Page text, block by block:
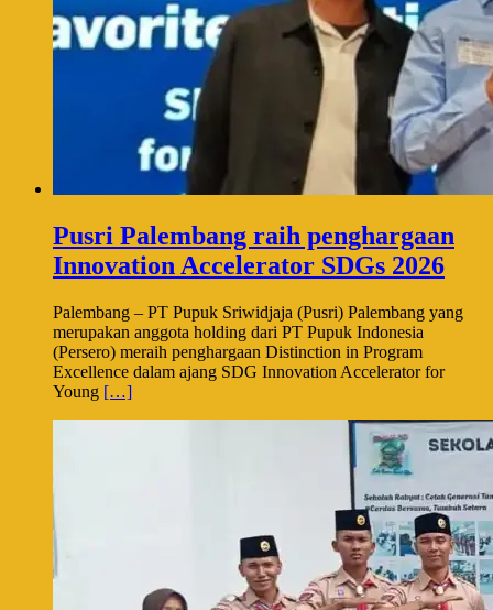
Pusri Palembang raih penghargaan
Innovation Accelerator SDGs 2026
Palembang – PT Pupuk Sriwidjaja (Pusri) Palembang yang
merupakan anggota holding dari PT Pupuk Indonesia
(Persero) meraih penghargaan Distinction in Program
Excellence dalam ajang SDG Innovation Accelerator for
Young […]